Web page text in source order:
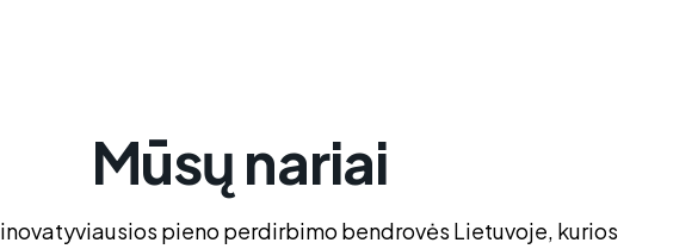
Mūsų nariai
pieno perdirbimo bendrovės Lietuvoje, kurios